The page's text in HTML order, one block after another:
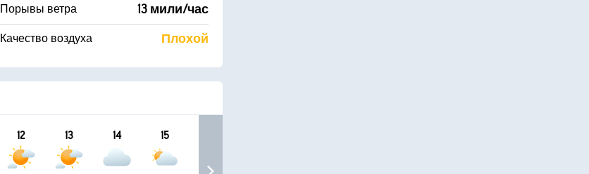
Порывы ветра 13 мили/час
Качество воздуха Плохой
12 13 14 15